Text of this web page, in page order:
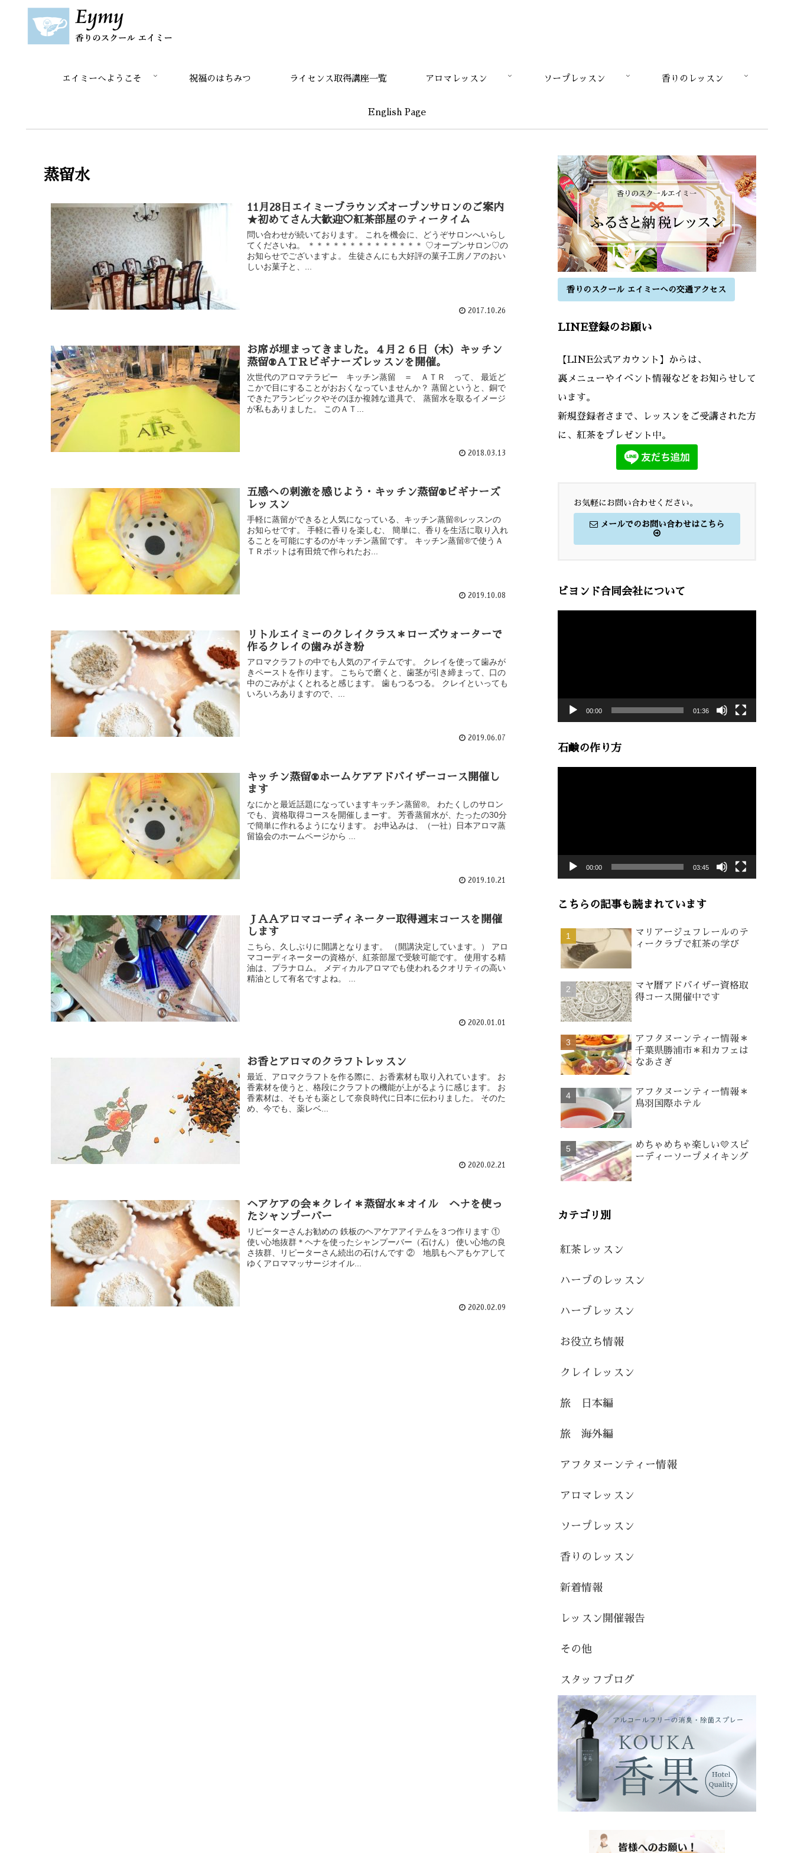
エイミーへようこそ 祝福のはちみつ ライセンス取得講座一覧 アロマレッスン ソープレッスン 香りのレッスン
English Page
蒸留水
11月28日エイミーブラウンズオープンサロンのご案内
★初めてさん大歓迎♡紅茶部屋のティータイム
問い合わせが続いております。 これを機会に、どうぞサロンへいらし
てくださいね。 ＊＊＊＊＊＊＊＊＊＊＊＊＊＊ ♡オープンサロン♡の
お知らせでございますよ。 生徒さんにも大好評の菓子工房ノアのおい
しいお菓子と、...
2017.10.26
お席が埋まってきました。４月２６日（木）キッチン
蒸留®ＡＴＲビギナーズレッスンを開催。
次世代のアロマテラピー キッチン蒸留 ＝ ＡＴＲ って、 最近ど
こかで目にすることがおおくなっていませんか？ 蒸留というと、銅で
できたアランビックやそのほか複雑な道具で、 蒸留水を取るイメージ
が私もありました。 このＡＴ...
2018.03.13
五感への刺激を感じよう・キッチン蒸留®ビギナーズ
レッスン
手軽に蒸留ができると人気になっている、キッチン蒸留®レッスンの
お知らせです。 手軽に香りを楽しむ、 簡単に、香りを生活に取り入れ
ることを可能にするのがキッチン蒸留です。 キッチン蒸留®で使うＡ
ＴＲポットは有田焼で作られたお...
2019.10.08
リトルエイミーのクレイクラス＊ローズウォーターで
作るクレイの歯みがき粉
アロマクラフトの中でも人気のアイテムです。 クレイを使って歯みが
きペーストを作ります。 こちらで磨くと、歯茎が引き締まって、口の
中のごみがよくとれると感じます。 歯もつるつる。 クレイといっても
いろいろありますので、...
2019.06.07
キッチン蒸留®ホームケアアドバイザーコース開催し
ます
なにかと最近話題になっていますキッチン蒸留®。 わたくしのサロン
でも、資格取得コースを開催しまーす。 芳香蒸留水が、たったの30分
で簡単に作れるようになります。 お申込みは、（一社）日本アロマ蒸
留協会のホームページから ...
2019.10.21
ＪＡＡアロマコーディネーター取得週末コースを開催
します
こちら、久しぶりに開講となります。 （開講決定しています。） アロ
マコーディネーターの資格が、紅茶部屋で受験可能です。 使用する精
油は、プラナロム。 メディカルアロマでも使われるクオリティの高い
精油として有名ですよね。 ...
2020.01.01
お香とアロマのクラフトレッスン
最近、アロマクラフトを作る際に、お香素材も取り入れています。 お
香素材を使うと、格段にクラフトの機能が上がるように感じます。 お
香素材は、そもそも薬として奈良時代に日本に伝わりました。 そのた
め、今でも、薬レベ...
2020.02.21
ヘアケアの会＊クレイ＊蒸留水＊オイル ヘナを使っ
たシャンプーバー
リピーターさんお勧めの 鉄板のヘアケアアイテムを３つ作ります ①
使い心地抜群＊ヘナを使ったシャンプーバー（石けん） 使い心地の良
さ抜群、リピーターさん続出の石けんです ② 地肌もヘアもケアして
ゆくアロママッサージオイル...
2020.02.09
香りのスクール エイミーへの交通アクセス
LINE登録のお願い
【LINE公式アカウント】からは、
裏メニューやイベント情報などをお知らせして
います。
新規登録者さまで、レッスンをご受講された方
に、紅茶をプレゼント中。
お気軽にお問い合わせください。
メールでのお問い合わせはこちら
ビヨンド合同会社について
00:00 01:36
石鹸の作り方
00:00 03:45
こちらの記事も読まれています
マリアージュフレールのテ
ィークラブで紅茶の学び
マヤ暦アドバイザー資格取
得コース開催中です
アフタヌーンティー情報＊
千葉県勝浦市＊和カフェは
なあさぎ
アフタヌーンティー情報＊
鳥羽国際ホテル
めちゃめちゃ楽しい💛スピ
ーディーソープメイキング
カテゴリ別
紅茶レッスン
ハーブのレッスン
ハーブレッスン
お役立ち情報
クレイレッスン
旅 日本編
旅 海外編
アフタヌーンティー情報
アロマレッスン
ソープレッスン
香りのレッスン
新着情報
レッスン開催報告
その他
スタッフブログ